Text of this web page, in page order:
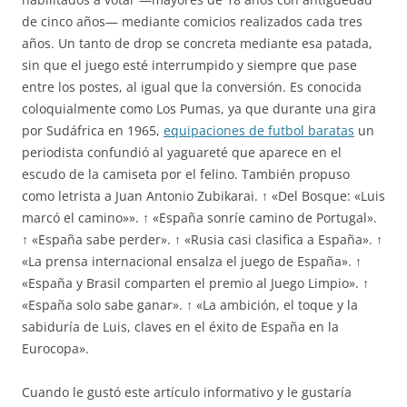
de cinco años— mediante comicios realizados cada tres
años. Un tanto de drop se concreta mediante esa patada,
sin que el juego esté interrumpido y siempre que pase
entre los postes, al igual que la conversión. Es conocida
coloquialmente como Los Pumas, ya que durante una gira
por Sudáfrica en 1965, equipaciones de futbol baratas un
periodista confundió al yaguareté que aparece en el
escudo de la camiseta por el felino. También propuso
como letrista a Juan Antonio Zubikarai. ↑ «Del Bosque: «Luis
marcó el camino»». ↑ «España sonríe camino de Portugal».
↑ «España sabe perder». ↑ «Rusia casi clasifica a España». ↑
«La prensa internacional ensalza el juego de España». ↑
«España y Brasil comparten el premio al Juego Limpio». ↑
«España solo sabe ganar». ↑ «La ambición, el toque y la
sabiduría de Luis, claves en el éxito de España en la
Eurocopa».
Cuando le gustó este artículo informativo y le gustaría